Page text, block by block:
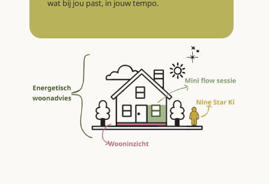
wat bij jou past, in jouw tempo.